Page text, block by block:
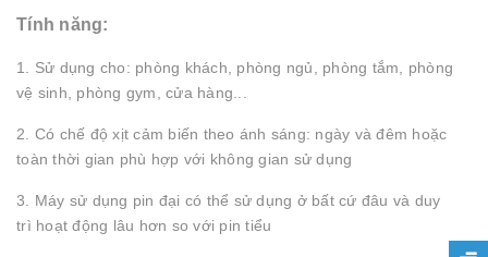
Tính năng:
1. Sử dụng cho: phòng khách, phòng ngủ, phòng tắm, phòng
vệ sinh, phòng gym, cửa hàng...
2. Có chế độ xịt cảm biến theo ánh sáng: ngày và đêm hoặc
toàn thời gian phù hợp với không gian sử dụng
3. Máy sử dụng pin đại có thể sử dụng ở bất cứ đâu và duy
trì hoạt động lâu hơn so với pin tiểu